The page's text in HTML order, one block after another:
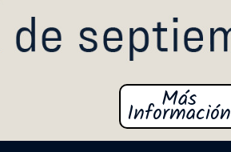
Más
Información